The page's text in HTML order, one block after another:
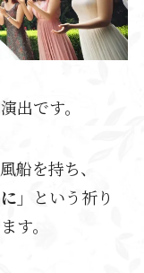
出です。
船を持ち、
」
という祈り
す。